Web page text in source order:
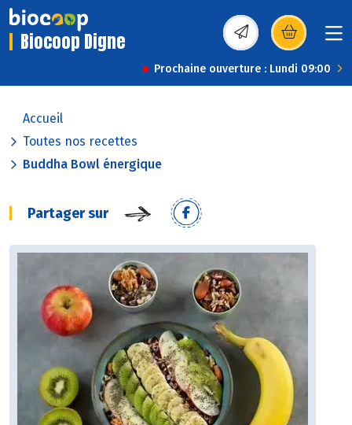
Biocoop Digne (s’ouvre dans une
Prochaine ouverture : Lundi 09:00
Accueil
Toutes nos recettes
Buddha Bowl énergique
Partager sur